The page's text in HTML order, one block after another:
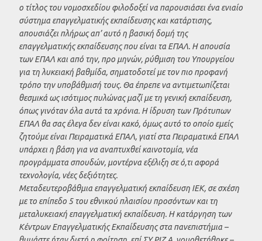
ο τίτλος του νομοσχεδίου φιλοδοξεί να παρουσιάσει ένα ενιαίο
σύστημα επαγγελματικής εκπαίδευσης και κατάρτισης,
απουσιάζει πλήρως απ’ αυτό η βασική δομή της
επαγγελματικής εκπαίδευσης που είναι τα ΕΠΑΛ. Η απουσία
των ΕΠΑΛ και από την, προ μηνών, ρύθμιση του Υπουργείου
για τη λυκειακή βαθμίδα, σηματοδοτεί με τον πιο προφανή
τρόπο την υποβάθμισή τους. Θα έπρεπε να αντιμετωπίζεται
θεσμικά ως ισότιμος πυλώνας μαζί με τη γενική εκπαίδευση,
όπως γινόταν όλα αυτά τα χρόνια. Η ίδρυση των Πρότυπων
ΕΠΑΛ θα σας έλεγα δεν είναι κακό, όμως αυτό το οποίο εμείς
ζητούμε είναι Πειραματικά ΕΠΑΛ, γιατί στα Πειραματικά ΕΠΑΛ
υπάρχει η βάση για να αναπτυχθεί καινοτομία, νέα
προγράμματα σπουδών, μοντέρνα εξέλιξη σε ό,τι αφορά
τεχνολογία, νέες δεξιότητες.
Μεταδευτεροβάθμια επαγγελματική εκπαίδευση ΙΕΚ, σε σχέση
με το επίπεδο 5 του εθνικού πλαισίου προσόντων και τη
μεταλυκειακή επαγγελματική εκπαίδευση. Η κατάργηση των
Κέντρων Επαγγελματικής Εκπαίδευσης στα πανεπιστήμια –